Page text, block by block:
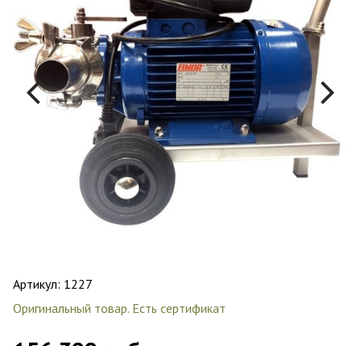
Артикул: 1227
Оригинальный товар. Есть сертификат